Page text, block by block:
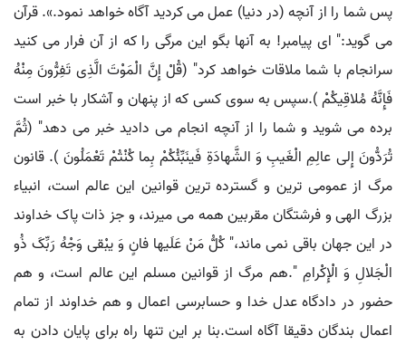
پس شما را از آنچه (در دنیا) عمل می کردید آگاه خواهد نمود.». قرآن
می گوید:" ای پیامبر! به آنها بگو این مرگی را که از آن فرار می کنید
سرانجام با شما ملاقات خواهد کرد" (قُلْ إِنَّ الْمَوْتَ الَّذِی تَفِرُّونَ مِنْهُ
فَإِنَّهُ مُلاقِیکُمْ ).سپس به سوی کسی که از پنهان و آشکار با خبر است
برده می شوید و شما را از آنچه انجام می دادید خبر می دهد" (ثُمَّ
تُرَدُّونَ إِلی عالِمِ الْغَیبِ وَ الشَّهادَةِ فَینَبِّئُکُمْ بِما کُنْتُمْ تَعْمَلُونَ ). قانون
مرگ از عمومی ترین و گسترده ترین قوانین این عالم است، انبیاء
بزرگ الهی و فرشتگان مقربین همه می میرند، و جز ذات پاک خداوند
در این جهان باقی نمی ماند،" کُلُّ مَنْ عَلَیها فانٍ وَ یبْقی وَجْهُ رَبِّکَ ذُو
الْجَلالِ وَ الْإِکْرامِ ".هم مرگ از قوانین مسلم این عالم است، و هم
حضور در دادگاه عدل خدا و حسابرسی اعمال و هم خداوند از تمام
اعمال بندگان دقیقا آگاه است.بنا بر این تنها راه برای پایان دادن به